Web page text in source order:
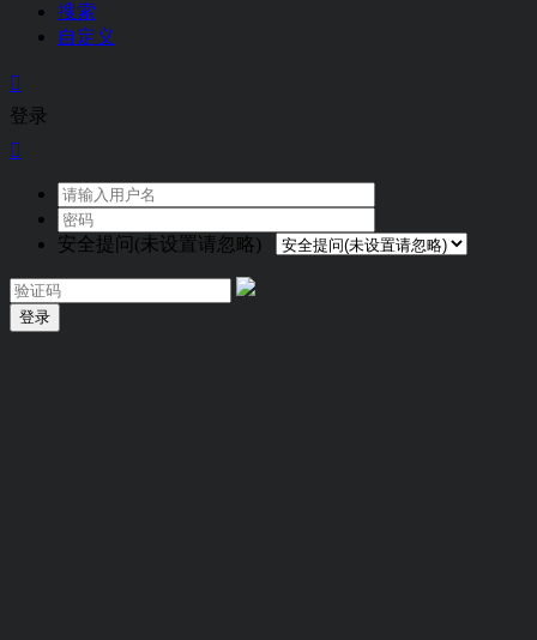
搜索
自定义

登录

安全提问(未设置请忽略)
登录